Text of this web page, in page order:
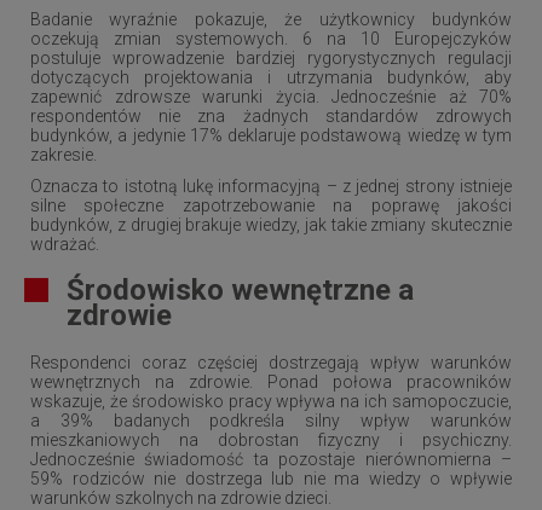
Badanie wyraźnie pokazuje, że użytkownicy budynków
oczekują zmian systemowych. 6 na 10 Europejczyków
postuluje wprowadzenie bardziej rygorystycznych regulacji
dotyczących projektowania i utrzymania budynków, aby
zapewnić zdrowsze warunki życia. Jednocześnie aż 70%
respondentów nie zna żadnych standardów zdrowych
budynków, a jedynie 17% deklaruje podstawową wiedzę w tym
zakresie.
Oznacza to istotną lukę informacyjną – z jednej strony istnieje
silne społeczne zapotrzebowanie na poprawę jakości
budynków, z drugiej brakuje wiedzy, jak takie zmiany skutecznie
wdrażać.
Środowisko wewnętrzne a
zdrowie
Respondenci coraz częściej dostrzegają wpływ warunków
wewnętrznych na zdrowie. Ponad połowa pracowników
wskazuje, że środowisko pracy wpływa na ich samopoczucie,
a 39% badanych podkreśla silny wpływ warunków
mieszkaniowych na dobrostan fizyczny i psychiczny.
Jednocześnie świadomość ta pozostaje nierównomierna –
59% rodziców nie dostrzega lub nie ma wiedzy o wpływie
warunków szkolnych na zdrowie dzieci.